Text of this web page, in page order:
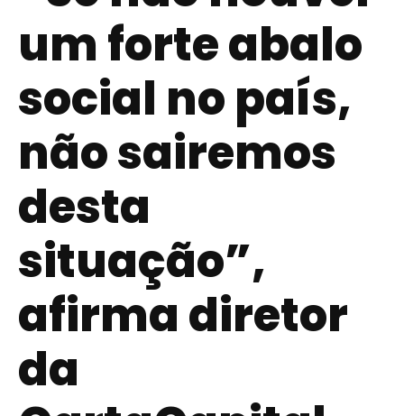
um forte abalo
social no país,
não sairemos
desta
situação”,
afirma diretor
da